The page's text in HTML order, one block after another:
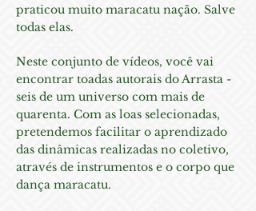
praticou muito maracatu nação. Salve
todas elas.
Neste conjunto de vídeos, você vai
encontrar toadas autorais do Arrasta -
seis de um universo com mais de
quarenta. Com as loas selecionadas,
pretendemos facilitar o aprendizado
das dinâmicas realizadas no coletivo,
através de instrumentos e o corpo que
dança maracatu.